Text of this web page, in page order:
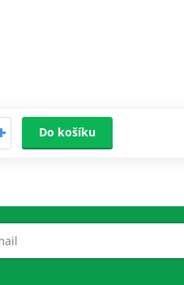
Do košíku